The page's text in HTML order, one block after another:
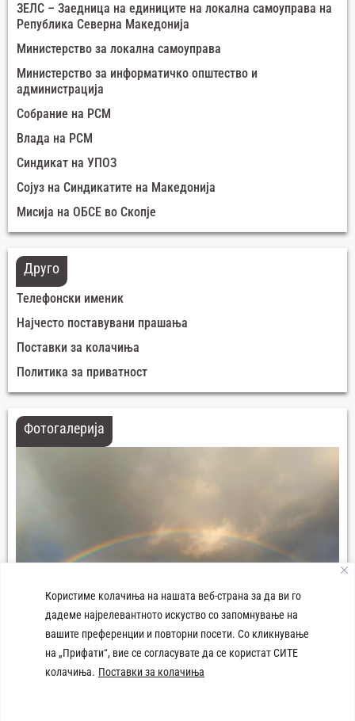
Користиме колачиња на нашата веб-страна за да ви го
дадеме најрелевантното искуство со запомнување на
вашите преференции и повторни посети. Со кликнување
на „Прифати“, вие се согласувате да се користат СИТЕ
колачиња. Поставки за колачиња
ЗЕЛС – Заедница на единиците на локална самоуправа на
Република Северна Македонија
Министерство за локална самоуправа
Министерство за информатичко општество и
администрација
Собрание на РСМ
Влада на РСМ
Синдикат на УПОЗ
Сојуз на Синдикатите на Македонија
Мисија на ОБСЕ во Скопје
Друго
Телефонски именик
Најчесто поставувани прашања
Поставки за колачиња
Политика за приватност
Фотогалерија